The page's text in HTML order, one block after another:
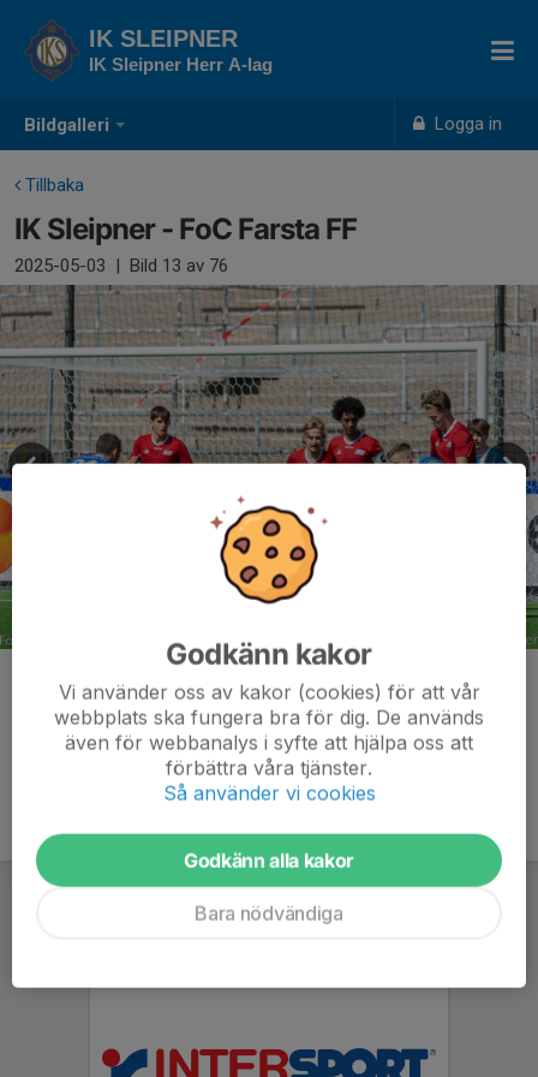
Bildgalleri Logga in
IK SLEIPNER
IK Sleipner Herr A-lag
Tillbaka
IK Sleipner - FoC Farsta FF
2025-05-03 | Bild 13 av 76
Kommentarer
Godkänn kakor
Vi använder oss av kakor (cookies) för att vår
webbplats ska fungera bra för dig. De används
även för webbanalys i syfte att hjälpa oss att
förbättra våra tjänster.
Så använder vi cookies
Godkänn alla kakor
Bara nödvändiga